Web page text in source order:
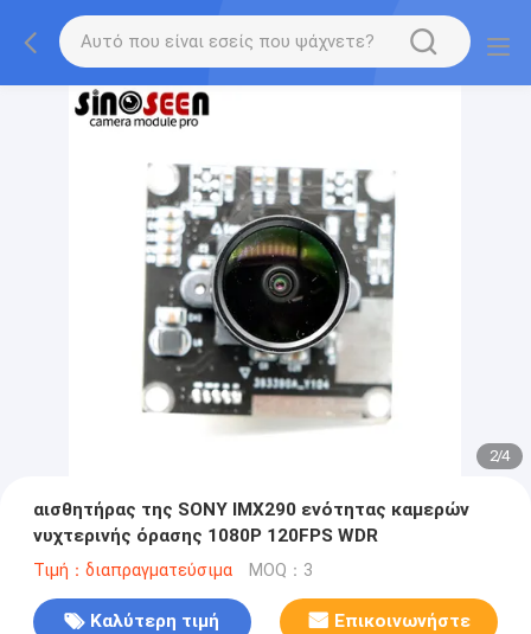
2/4
αισθητήρας της SONY IMX290 ενότητας καμερών
νυχτερινής όρασης 1080P 120FPS WDR
Τιμή：διαπραγματεύσιμα MOQ：3
Καλύτερη τιμή Επικοινωνήστε